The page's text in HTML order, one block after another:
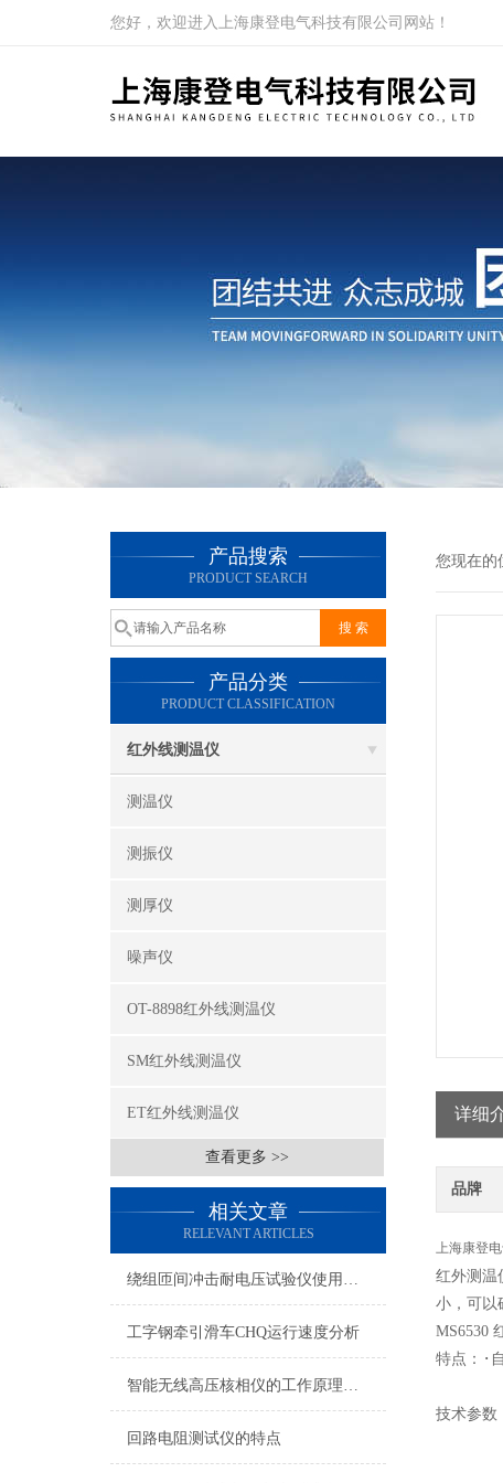
您好，欢迎进入上海康登电气科技有限公司网站！
产品搜索
PRODUCT SEARCH
产品分类
PRODUCT CLASSIFICATION
红外线测温仪
测温仪
测振仪
测厚仪
噪声仪
OT-8898红外线测温仪
SM红外线测温仪
ET红外线测温仪
查看更多 >>
相关文章
RELEVANT ARTICLES
绕组匝间冲击耐电压试验仪使用说明
工字钢牵引滑车CHQ运行速度分析
智能无线高压核相仪的工作原理介绍
回路电阻测试仪的特点
您现在的
详细
品牌
上海康登
红外测温
小，可以
MS6530
特点：·
技术参